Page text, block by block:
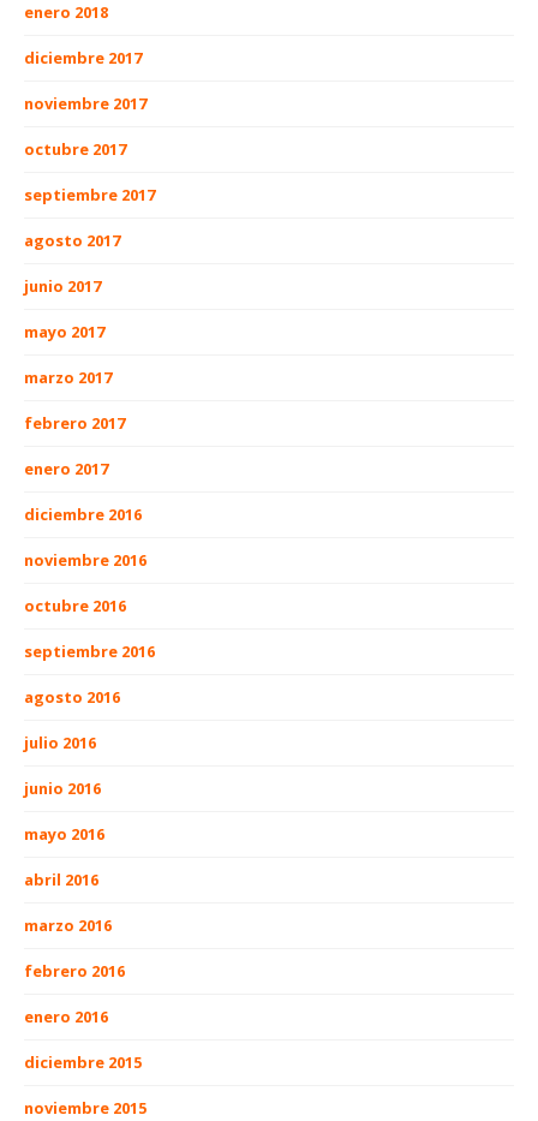
enero 2018
diciembre 2017
noviembre 2017
octubre 2017
septiembre 2017
agosto 2017
junio 2017
mayo 2017
marzo 2017
febrero 2017
enero 2017
diciembre 2016
noviembre 2016
octubre 2016
septiembre 2016
agosto 2016
julio 2016
junio 2016
mayo 2016
abril 2016
marzo 2016
febrero 2016
enero 2016
diciembre 2015
noviembre 2015